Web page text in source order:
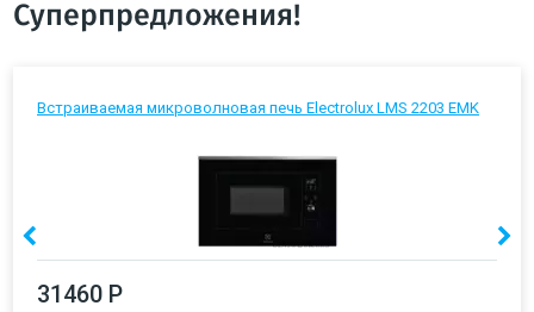
Суперпредложения!
Встраиваемая микроволновая печь Electrolux LMS 2203 EMK
31460 Р